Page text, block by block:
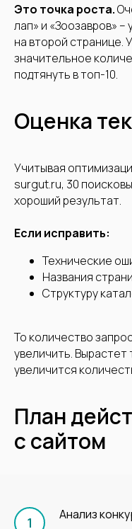
Это точка роста.
лап» и «Зоозавров»
на второй странице.
значительное
подтянуть в топ-10.
Оценка
Учитывая
surgut.ru, 30
хороший результат.
Если исправить:
Технические
Названия
Структуру
То количество
увеличить. Вырастет
увеличится
План
с сайтом
Анализ
Расскажите о своих
Мы подберём
решение.
+7
Соглашаюсь на
персональных
Работаем по всей
атмосферу
партнерства,
вам
бизнесе.